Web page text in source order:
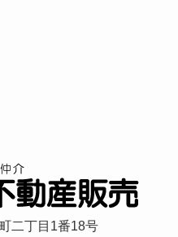
二丁目1番18号